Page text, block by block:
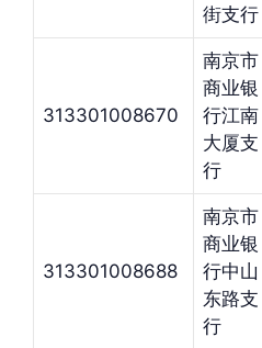
街支行
313301008670
南京市
商业银
行江南
大厦支
行
313301008688
南京市
商业银
行中山
东路支
行